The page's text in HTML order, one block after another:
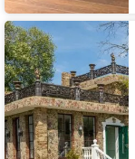
Усадьба
В
ГОСТЯХ
У
НОБЕЛЯ